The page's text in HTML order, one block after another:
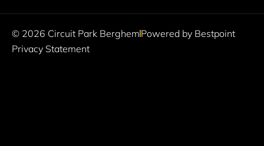
© 2026 Circuit Park Berghem Powered by Bestpoint
Privacy Statement